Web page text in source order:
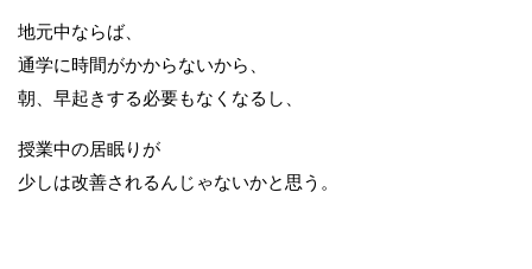
地元中ならば、
通学に時間がかからないから、
朝、早起きする必要もなくなるし、
授業中の居眠りが
少しは改善されるんじゃないかと思う。